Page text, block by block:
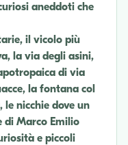
aneddoti che
il vicolo più
la via degli asini,
di via
la fontana col
nicchie dove un
di Marco Emilio
e piccoli